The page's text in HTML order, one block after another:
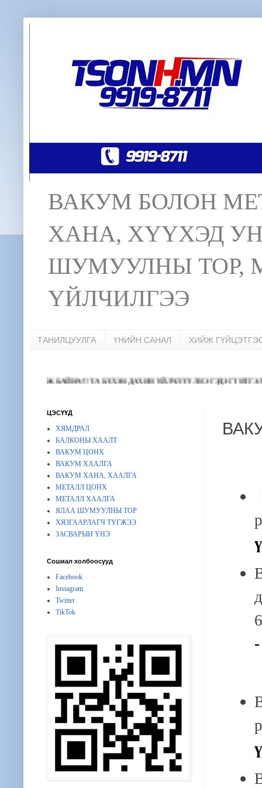
ВАКУМ БОЛОН
ХАНА, ХҮҮХЭД
ШУМУУЛНЫ ТОР,
ҮЙЛЧИЛГЭЭ
ТАНИЛЦУУЛГА ҮНИЙН САНАЛ ХИЙЖ
БАЙНА!!! ТА БҮХЭН ДАХИН ҮЙЛЧЛҮҮЛНЭ ГЭДЭГТ ИТГЭЛТЭЙ
ЦЭСҮҮД
ХЯМДРАЛ
БАЛКОНЫ ХААЛТ
ВАКУМ ЦОНХ
ВАКУМ ХААЛГА
ВАКУМ ХАНА, ХААЛГА
МЕТАЛЛ ЦОНХ
МЕТАЛЛ ХААЛГА
ЯЛАА ШУМУУЛНЫ ТОР
ХЯЗГААРЛАГЧ ТҮГЖЭЭ
ЗАСВАРЫН ҮНЭ
Сошиал холбоосууд
Facebook
Instagram
Twitter
TikTok